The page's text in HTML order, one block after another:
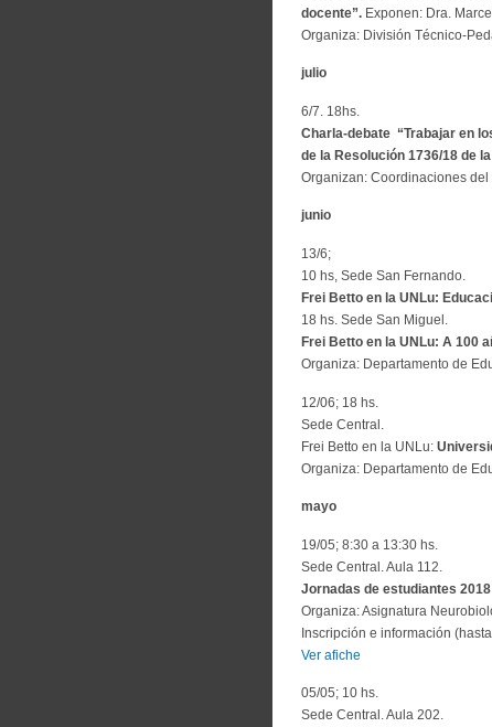
docente”. Exponen: Dra.
Organiza: División Técnico-
julio
6/7. 18hs.
Charla-debate “Trabajar en
de la Resolución 1736/18 de la
Organizan: Coordinaciones
junio
13/6;
10 hs, Sede San Fernando.
Frei Betto en la UNLu:
18 hs. Sede San Miguel.
Frei Betto en la UNLu: A 100
Organiza: Departamento de
12/06; 18 hs.
Sede Central.
Frei Betto en la UNLu:
Organiza: Departamento de
mayo
19/05; 8:30 a 13:30 hs.
Sede Central. Aula 112.
Jornadas de estudiantes
Organiza: Asignatura
Inscripción e información
Ver afiche
05/05; 10 hs.
Sede Central. Aula 202.